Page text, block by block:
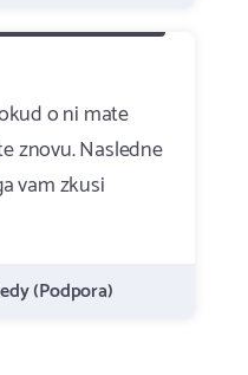
o ni mate
znovu. Nasledne
vam zkusi
(Podpora)